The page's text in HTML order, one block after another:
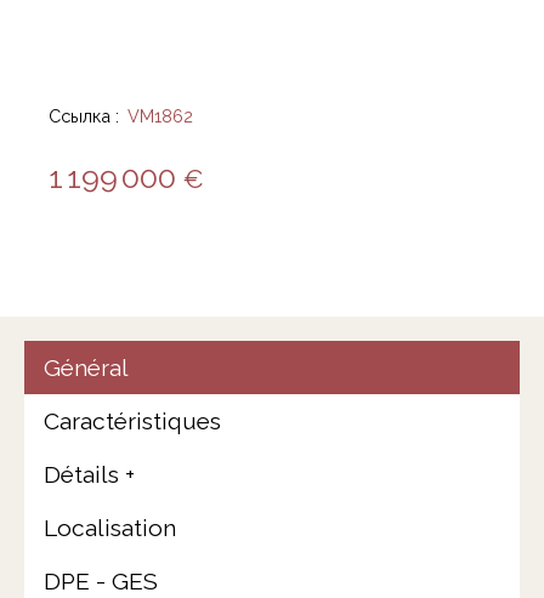
Ссылка : VM1862
1 199 000 €
Général
Caractéristiques
Détails +
Localisation
DPE - GES